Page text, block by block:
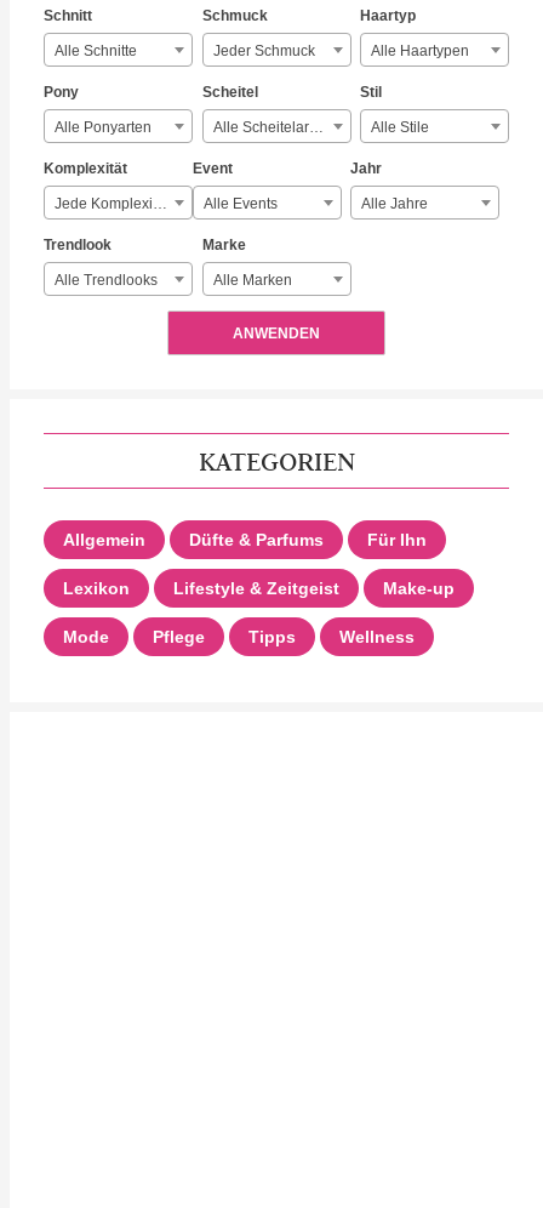
Schnitt
Alle Schnitte
Schmuck
Jeder Schmuck
Haartyp
Alle Haartypen
Pony
Alle Ponyarten
Scheitel
Alle Scheitelarten
Stil
Alle Stile
Komplexität
Jede Komplexität
Event
Alle Events
Jahr
Alle Jahre
Trendlook
Alle Trendlooks
Marke
Alle Marken
ANWENDEN
KATEGORIEN
Allgemein Düfte & Parfums Für Ihn
Lexikon Lifestyle & Zeitgeist Make-up
Mode Pflege Tipps Wellness